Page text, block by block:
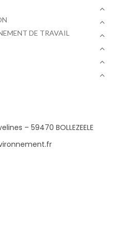
DE TRAVAIL
– 59470 BOLLEZEELE